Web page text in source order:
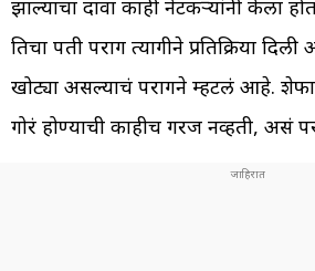
झाल्याचा दावा काही नेटकऱ्यांनी केला
तिचा पती पराग त्यागीने प्रतिक्रिया
खोट्या असल्याचं परागने म्हटलं आहे.
गोरं होण्याची काहीच गरज नव्हती, असं